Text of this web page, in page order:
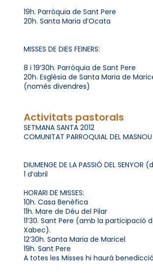
19h. Parròquia de Sant Pere
20h. Santa Maria d’Ocata
MISSES DE DIES FEINERS:
8 i 19’30h. Parròquia de Sant Pere
20h. Església de Santa Maria de
(només divendres)
Activitats pastorals
SETMANA SANTA 2012
COMUNITAT PARROQUIAL DEL MASNOU
DIUMENGE DE LA PASSIÓ DEL SENYOR
1 d’abril
HORARI DE MISSES:
10h. Casa Benèfica
11h. Mare de Déu del Pilar
11’30. Sant Pere (amb la participació
Xabec).
12’30h. Santa Maria de Maricel
19h. Sant Pere
A totes les Misses hi haurà